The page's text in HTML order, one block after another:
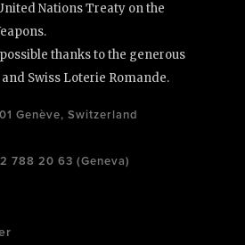
Nations Treaty on the
thanks to the generous
Swiss Loterie Romande.
Genève, Switzerland
788 20 63 (Geneva)